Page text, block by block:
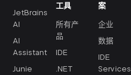
JetBrains
AI
AI
Assistant
Junie
工具
所有产
品
IDE
.NET
案
企业
数据
IDE
Services